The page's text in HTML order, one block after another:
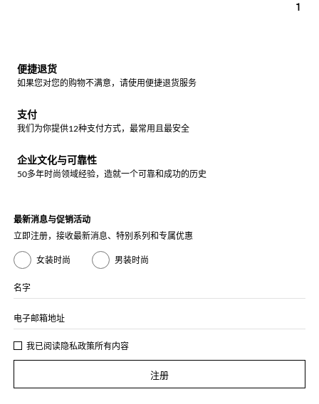
1
便捷退货
如果您对您的购物不满意，请使用便捷退货服务
支付
我们为你提供12种支付方式，最常用且最安全
企业文化与可靠性
50多年时尚领域经验，造就一个可靠和成功的历史
最新消息与促销活动
立即注册，接收最新消息、特别系列和专属优惠
女装时尚 男装时尚
名字
电子邮箱地址
我已阅读隐私政策所有内容
注册